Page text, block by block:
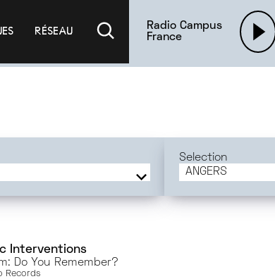
RÉSEAU
Radio Campus
France
Selection
ANGERS
Interventions
Do You Remember?
Records